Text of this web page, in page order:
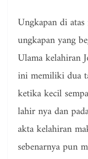
Ungkapan di
ungkapan yang
Ulama kelahiran
ini memiliki dua
ketika kecil
lahir nya dan
akta kelahiran
sebenarnya pun